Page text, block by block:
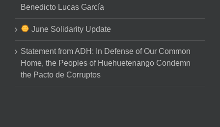
Benedicto Lucas García
June Solidarity Update
Statement from ADH: In Defense of Our Common
Home, the Peoples of Huehuetenango Condemn
the Pacto de Corruptos